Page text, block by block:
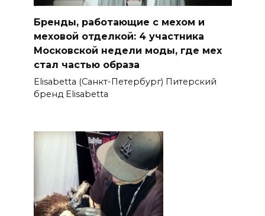
Бренды, работающие с мехом и
меховой отделкой: 4 участника
Московской недели моды, где мех
стал частью образа
Elisabetta (Санкт-Петербург) Питерский
бренд Elisabetta